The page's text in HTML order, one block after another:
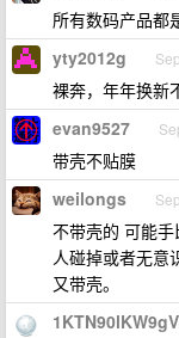
所有数码产品都
yty2012g
裸奔，年年换新
evan9527
带壳不贴膜
weilongs
不带壳的 可能
人碰掉或者无意
又带壳。